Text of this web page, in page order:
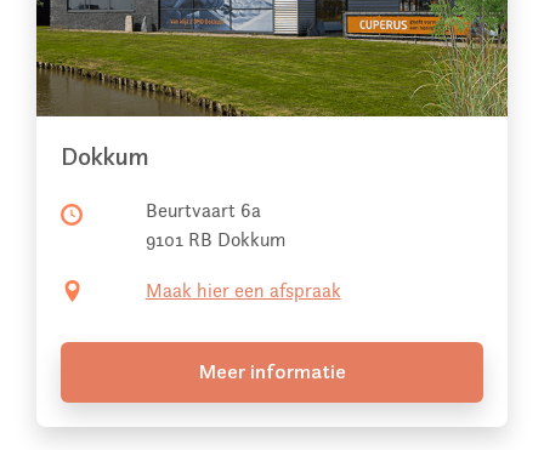
Dokkum
Beurtvaart 6a
9101 RB Dokkum
Maak hier een afspraak
Meer informatie